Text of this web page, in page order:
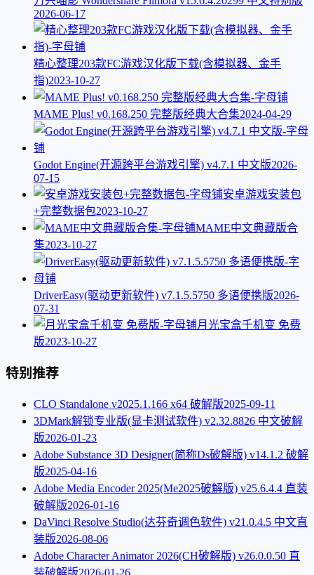
2026-06-17
精心整理203款FC游戏汉化版下载(含模拟器、金手
指)2023-10-27
MAME Plus! v0.168.250 完整版经典大合集2024-04-29
Godot Engine(开源跨平台游戏引擎) v4.7.1 中文版2026-
07-15
安卓游戏安装包
+完整数据包2023-10-27
MAME中文典藏版合
集2023-10-27
DriverEasy(驱动更新软件) v7.1.5.5750 多语便携版2026-
07-31
月光宝盒千机变 免费
版2023-10-27
特别推荐
CLO Standalone v2025.1.166 x64 破解版2025-09-11
3DMark解锁专业版(显卡测试软件) v2.32.8826 中文破解
版2026-01-23
Adobe Substance 3D Designer(简称Ds破解版) v14.1.2 破解
版2025-04-16
Adobe Media Encoder 2025(Me2025破解版) v25.6.4.4 直装
破解版2026-01-16
DaVinci Resolve Studio(达芬奇调色软件) v21.0.4.5 中文直
装版2026-08-06
Adobe Character Animator 2026(CH破解版) v26.0.0.50 直
装破解版2026-01-26